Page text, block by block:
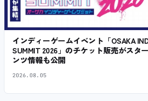
インディーゲームイベント「OSAKA
SUMMIT 2026」のチケット販売がスタ
ンツ情報も公開
2026.08.05